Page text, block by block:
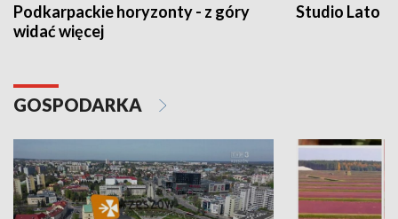
Podkarpackie horyzonty - z góry
widać więcej
Studio Lato
GOSPODARKA